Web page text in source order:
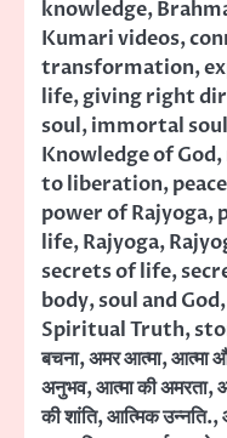
knowledge,
Kumari videos,
transformation,
life,giving right
soul,immortal soul
Knowledge of God,
to liberation,
power of Rajyoga,
life,Rajyoga,
secrets of life,
body,soul and God,
Spiritual Truth,
बचना,अमर आत्मा,आत्मा
अनुभव,आत्मा की अमरता,
की शांति,आत्मिक उन्नति.,